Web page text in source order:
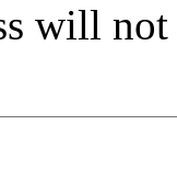
will